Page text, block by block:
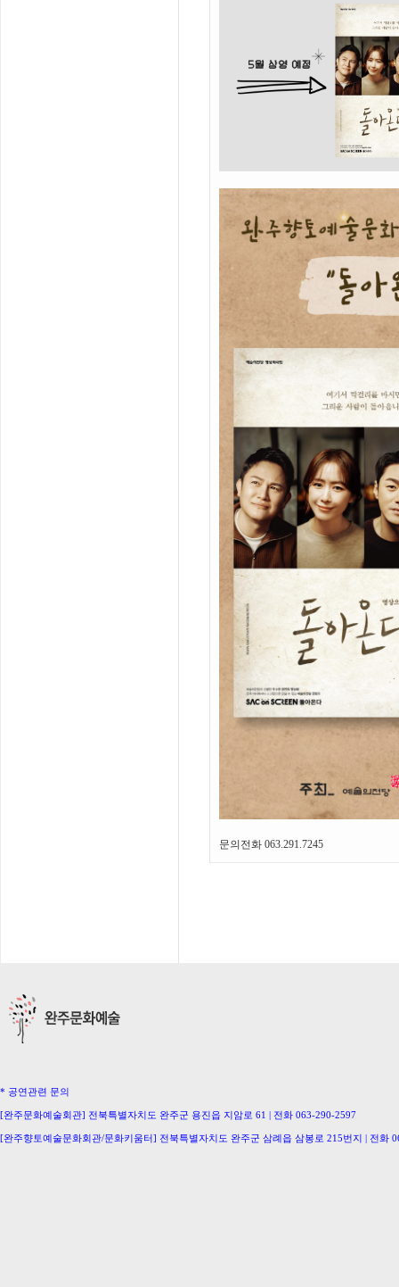
문의전화 063.291.7245
* 공연관련 문의
[완주문화예술회관] 전북특별자치도 완주군 용진읍 지암로 61 | 전화 063-290-2597
[완주향토예술문화회관/문화키움터] 전북특별자치도 완주군 삼례읍 삼봉로 215번지 | 전화